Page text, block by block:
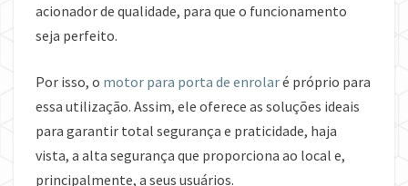
acionador de qualidade, para que o funcionamento
seja perfeito.
Por isso, o motor para porta de enrolaré próprio para
essa utilização. Assim, ele oferece as soluções ideais
para garantir total segurança e praticidade, haja
vista, a alta segurança que proporciona ao local e,
principalmente, a seus usuários.